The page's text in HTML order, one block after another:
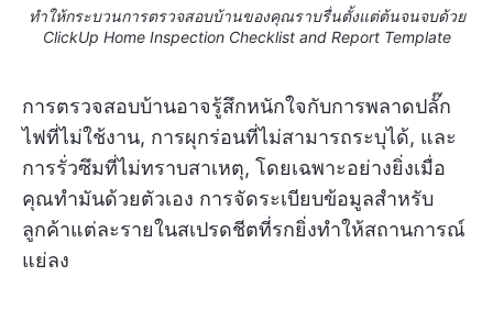
ทำให้กระบวนการตรวจสอบบ้านของคุณราบรื่นตั้งแต่ต้นจนจบด้วย
ClickUp Home Inspection Checklist and Report Template
การตรวจสอบบ้านอาจรู้สึกหนักใจกับการพลาดปลั๊ก
ไฟที่ไม่ใช้งาน, การผุกร่อนที่ไม่สามารถระบุได้, และ
การรั่วซึมที่ไม่ทราบสาเหตุ, โดยเฉพาะอย่างยิ่งเมื่อ
คุณทำมันด้วยตัวเอง การจัดระเบียบข้อมูลสำหรับ
ลูกค้าแต่ละรายในสเปรดชีตที่รกยิ่งทำให้สถานการณ์
แย่ลง